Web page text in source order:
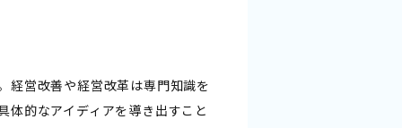
経営改善や経営改革は専門知識を
体的なアイディアを導き出すこと